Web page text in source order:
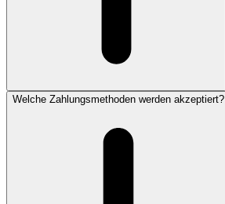
Welche Zahlungsmethoden werden akzeptiert?